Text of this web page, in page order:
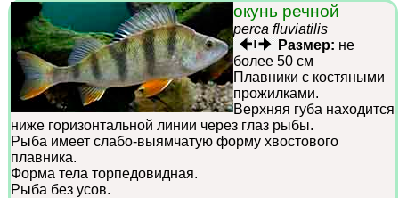
окунь речной
perca fluviatilis
Размер: не
более 50 см
Плавники с костяными
прожилками.
Верхняя губа находится
ниже горизонтальной линии через глаз рыбы.
Рыба имеет слабо-выямчатую форму хвостового
плавника.
Форма тела торпедовидная.
Рыба без усов.